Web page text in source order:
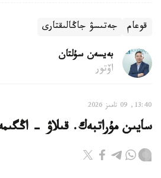
قوعام جەتىسۋ جاڭالىقتارى
بەيسەن سۇلتان
اۆتور
13:40, 09 تامىز 2026
سايىن مۇراتبەك. قىلاۋ -